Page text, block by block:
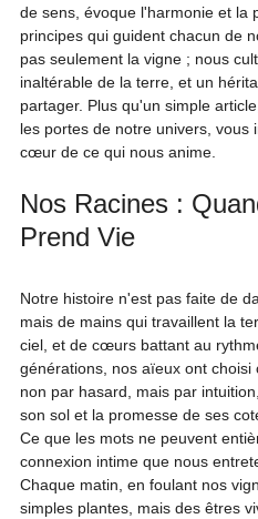
de sens, évoque l'harmonie et la
principes qui guident chacun de
pas seulement la vigne ; nous
inaltérable de la terre, et un
partager. Plus qu'un simple
les portes de notre univers, vous
cœur de ce qui nous anime.
Nos Racines :
Prend Vie
Notre histoire n'est pas faite de
mais de mains qui travaillent la
ciel, et de cœurs battant au
générations, nos aïeux ont
non par hasard, mais par
son sol et la promesse de ses
Ce que les mots ne peuvent
connexion intime que nous
Chaque matin, en foulant nos
simples plantes, mais des êtres